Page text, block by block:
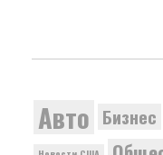
Авто Бизнес